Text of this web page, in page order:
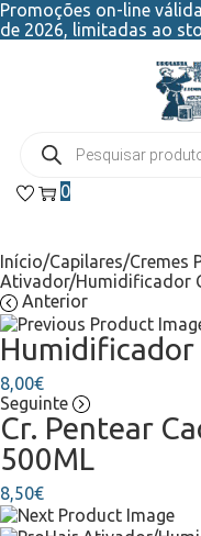
Promoções on-line
de 2026, limitadas ao
0
Início/Capilares/Cremes
Ativador/Humidificador
Anterior
Humidificador
8,00€
Seguinte
Cr. Pentear
500ML
8,50€